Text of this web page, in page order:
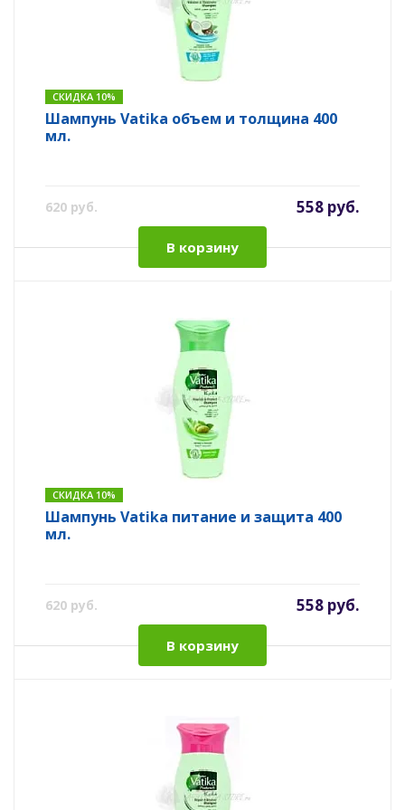
СКИДКА 10%
Шампунь Vatika объем и толщина 400
мл.
620 руб. 558 руб.
В корзину
СКИДКА 10%
Шампунь Vatika питание и защита 400
мл.
620 руб. 558 руб.
В корзину